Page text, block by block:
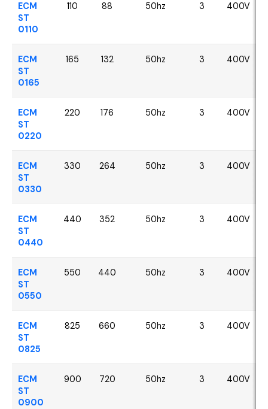
ECM
ST
0110
110 88 50hz 3 400V
ECM
ST
0165
165 132 50hz 3 400V
ECM
ST
0220
220 176 50hz 3 400V
ECM
ST
0330
330 264 50hz 3 400V
ECM
ST
0440
440 352 50hz 3 400V
ECM
ST
0550
550 440 50hz 3 400V
ECM
ST
0825
825 660 50hz 3 400V
ECM
ST
0900
900 720 50hz 3 400V